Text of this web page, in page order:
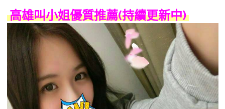
高雄叫小姐優質推薦(持續更新中)